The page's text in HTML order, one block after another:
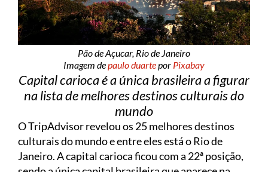
Pão de Açucar, Rio de Janeiro
Imagem depaulo duartepor Pixabay
Capital carioca é a única brasileira a figurar
na lista de melhores destinos culturais do
mundo
O TripAdvisor revelou os 25 melhores destinos
culturais do mundo e entre eles está o Rio de
Janeiro. A capital carioca ficou com a 22ª posição,